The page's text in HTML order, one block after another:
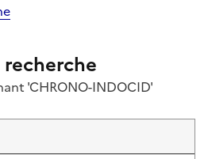
'CHRONO-INDOCID'